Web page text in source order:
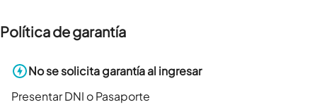
Política de garantía
No se solicita garantía al ingresar
Presentar DNI o Pasaporte